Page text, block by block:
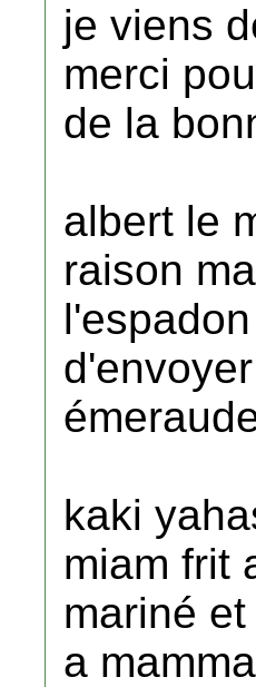
je viens
merci
de la
albert le
raison
kaki
miam frit
mariné
a